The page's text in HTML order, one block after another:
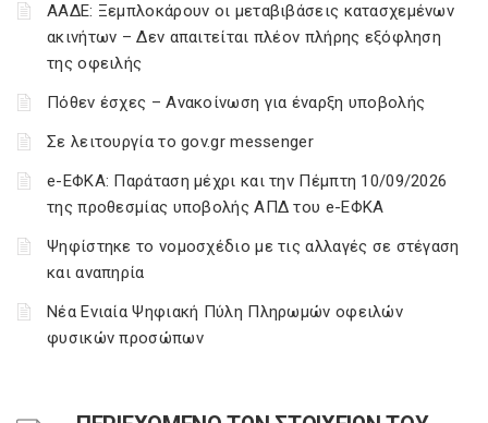
ΑΑΔΕ: Ξεμπλοκάρουν οι μεταβιβάσεις κατασχεμένων
ακινήτων – Δεν απαιτείται πλέον πλήρης εξόφληση
της οφειλής
Πόθεν έσχες – Ανακοίνωση για έναρξη υποβολής
Σε λειτουργία το gov.gr messenger
e-ΕΦΚΑ: Παράταση μέχρι και την Πέμπτη 10/09/2026
της προθεσμίας υποβολής ΑΠΔ του e-ΕΦΚΑ
Ψηφίστηκε το νομοσχέδιο με τις αλλαγές σε στέγαση
και αναπηρία
Νέα Ενιαία Ψηφιακή Πύλη Πληρωμών οφειλών
φυσικών προσώπων